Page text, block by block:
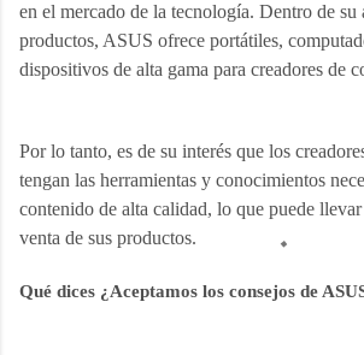
en el mercado de la tecnología. Dentro de su
productos, ASUS ofrece portátiles,
dispositivos de alta gama para creadores de
Por lo tanto, es de su interés que los
tengan las herramientas y conocimientos
contenido de alta calidad, lo que puede
venta de sus productos.
Qué dices ¿Aceptamos los consejos de